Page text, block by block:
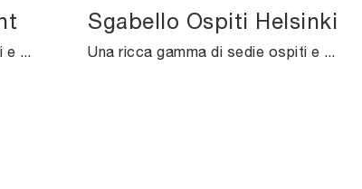
Una ricca gamma di sedie ospiti e attesa in plastica ti attende! Il modello Sedia per Ospiti Giant di Cinquanta3 ti attende!
Sgabello Ospiti Helsinki
Una ricca gamma di sedie ospiti e attesa in tessuto ti sta aspettando! Il modello Sgabello Ospiti Helsinki di Cinquanta3 ti sta aspettando!